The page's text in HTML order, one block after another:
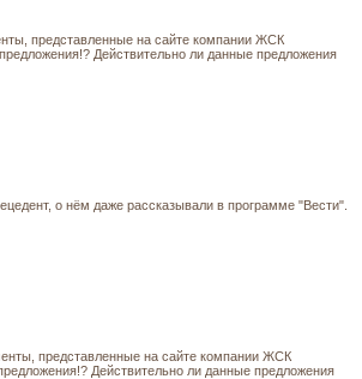
представленные на сайте компании ЖСК
Действительно ли данные предложения
о нём даже рассказывали в программе "Вести".
представленные на сайте компании ЖСК
Действительно ли данные предложения